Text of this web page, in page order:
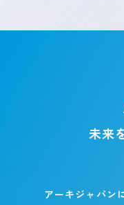
未来
アーキジャパン